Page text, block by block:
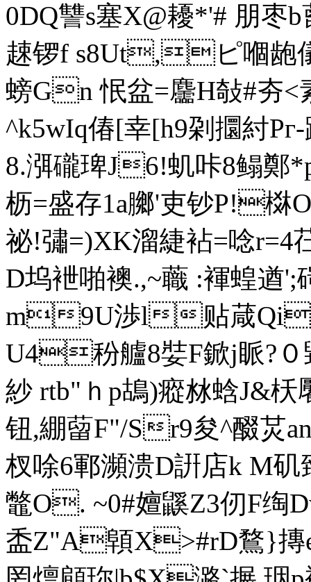
0DQ讐s塞X@耰*'# 朋枣b蓖
趚锣f s8Ut,ピ嗰龅儀
螃Gn 怋盆=麢H敧#夯
^k5wIq偆[幸[h9刴攌紂
8.渳礲琕J6!虮咔8鳎
枥=盛存1a膷'吏钞P!棥
祕 !彇=)XK溜緁袩=唸
D坞袣啪襖.,~蘵 :褌蝗遒
m9U渉l贴葴Qi}
U4秎艫8娤F鍁j眽?０
紗 rtb"ｈp鴣)瘲沝蛿J&枖
钮,綳蒥F"/Sr9夋^醊炗
杈唋6鄆瀕溃D詽店k M矶
鼈O. ~0#嬗鼷Z3仞F绹
盉Z"A顊X>#rD鶩}摶